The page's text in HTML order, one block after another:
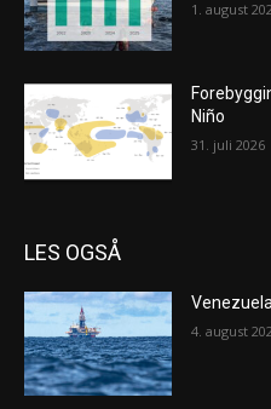
1. august
Niño
31. juli 2026
LES OGSÅ
4. august